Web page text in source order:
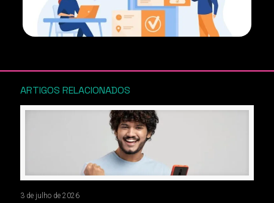
ARTIGOS RELACIONADOS
3 de julho de 2026